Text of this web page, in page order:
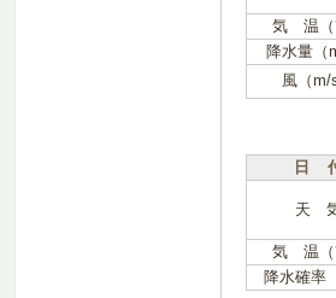
気 温
降水量（
風（m/
日
天
気 温
降水確率